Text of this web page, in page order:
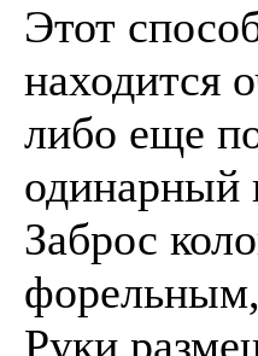
Этот
находится
либо еще
одинарный
Заброс
Руки